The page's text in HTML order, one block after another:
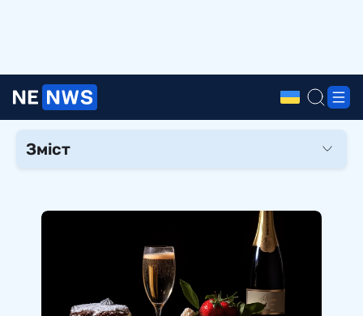
Зміст
Для тих, хто любить несподіванки
Для справжніх ласунок